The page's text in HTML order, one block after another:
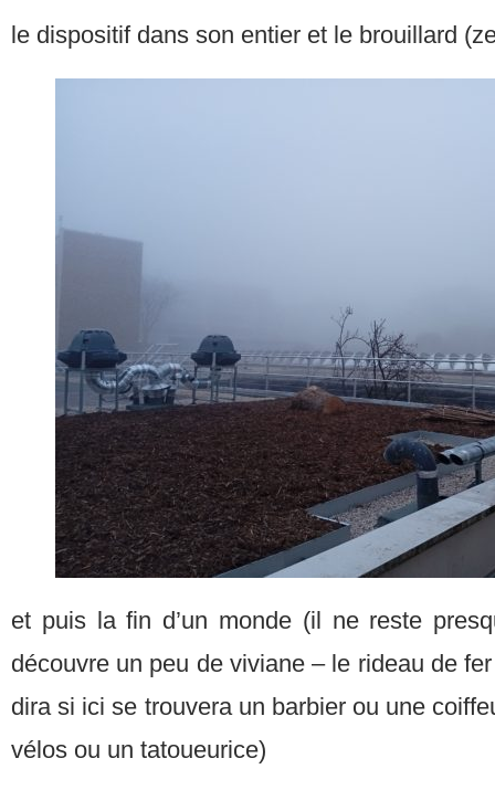
le dispositif dans son entier et le brouillard
et puis la fin d’un monde (il ne reste
découvre un peu de viviane – le rideau de
dira si ici se trouvera un barbier ou une
vélos ou un tatoueurice)